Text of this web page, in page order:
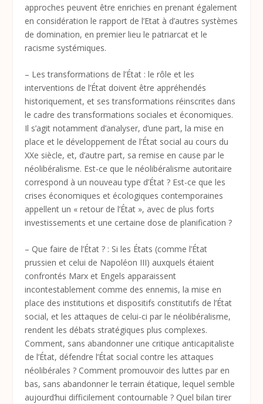
approches peuvent être enrichies en prenant également
en considération le rapport de l’Etat à d’autres systèmes
de domination, en premier lieu le patriarcat et le
racisme systémiques.
– Les transformations de l’État : le rôle et les
interventions de l’État doivent être appréhendés
historiquement, et ses transformations réinscrites dans
le cadre des transformations sociales et économiques.
Il s’agit notamment d’analyser, d’une part, la mise en
place et le développement de l’État social au cours du
XXe siècle, et, d’autre part, sa remise en cause par le
néolibéralisme. Est-ce que le néolibéralisme autoritaire
correspond à un nouveau type d’État ? Est-ce que les
crises économiques et écologiques contemporaines
appellent un « retour de l’État », avec de plus forts
investissements et une certaine dose de planification ?
– Que faire de l’État ? : Si les États (comme l’État
prussien et celui de Napoléon III) auxquels étaient
confrontés Marx et Engels apparaissent
incontestablement comme des ennemis, la mise en
place des institutions et dispositifs constitutifs de l’État
social, et les attaques de celui-ci par le néolibéralisme,
rendent les débats stratégiques plus complexes.
Comment, sans abandonner une critique anticapitaliste
de l’État, défendre l’État social contre les attaques
néolibérales ? Comment promouvoir des luttes par en
bas, sans abandonner le terrain étatique, lequel semble
aujourd’hui difficilement contournable ? Quel bilan tirer